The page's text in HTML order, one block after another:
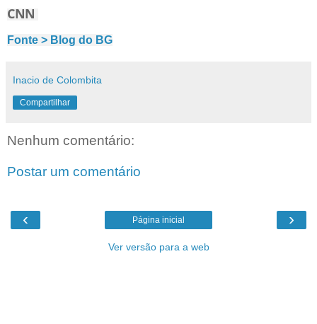
CNN
Fonte > Blog do BG
Inacio de Colombita
Compartilhar
Nenhum comentário:
Postar um comentário
‹ ›
Página inicial
Ver versão para a web